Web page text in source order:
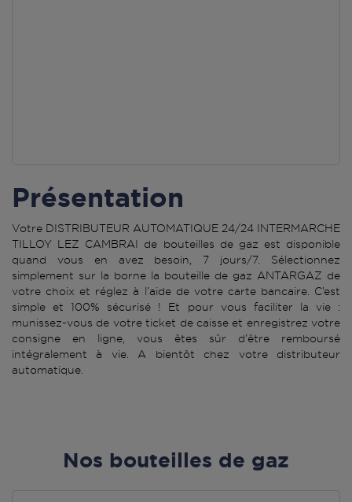
Présentation
Votre DISTRIBUTEUR AUTOMATIQUE 24/24 INTERMARCHE
TILLOY LEZ CAMBRAI de bouteilles de gaz est disponible
quand vous en avez besoin, 7 jours/7. Sélectionnez
simplement sur la borne la bouteille de gaz ANTARGAZ de
votre choix et réglez à l’aide de votre carte bancaire. C’est
simple et 100% sécurisé ! Et pour vous faciliter la vie :
munissez-vous de votre ticket de caisse et enregistrez votre
consigne en ligne, vous êtes sûr d’être remboursé
intégralement à vie. A bientôt chez votre distributeur
automatique.
Nos bouteilles de gaz